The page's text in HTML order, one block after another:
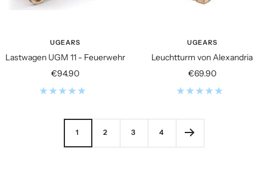
UGEARS
Lastwagen UGM 11 - Feuerwehr
Angebotspreis
€94.90
UGEARS
Leuchtturm von Alexandria
Angebotspreis
€69.90
1 2 3 4